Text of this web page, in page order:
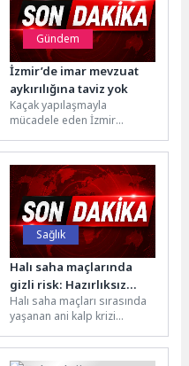
Gündem
İzmir’de imar mevzuat
aykırılığına taviz yok
Kaçak yapılaşmayla
mücadele eden İzmir
ekipleri 122 hektarlık
“Gaziemir Aktepe ve Emrez
Kentsel...
Sağlık
Halı saha maçlarında
gizli risk: Hazırlıksız
yüksek efor
Halı saha maçları sırasında
yaşanan ani kalp krizi
kalp sağlığı üzerindeki
etkilerini...